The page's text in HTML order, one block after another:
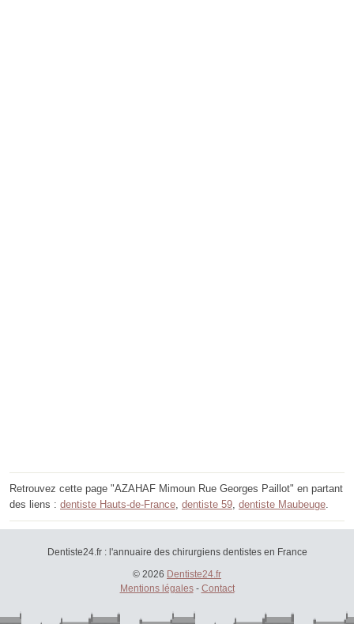
Retrouvez cette page "AZAHAF Mimoun Rue Georges Paillot" en partant
des liens : dentiste Hauts-de-France dentiste 59 dentiste Maubeuge
Dentiste24.fr : l'annuaire des chirurgiens dentistes en France
© 2026 Dentiste24.fr
Mentions légales- Contact